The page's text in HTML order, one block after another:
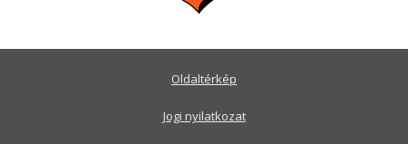
Oldaltérkép
Jogi nyilatkozat